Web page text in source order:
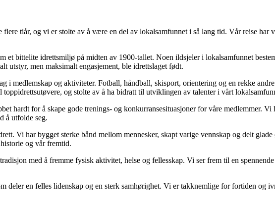
tiår, og vi er stolte av å være en del av lokalsamfunnet i så lang tid. Vår reise har
et bittelite idrettsmiljø på midten av 1900-tallet. Noen ildsjeler i lokalsamfunnet
utstyr, men maksimalt engasjement, ble idrettslaget født.
i medlemskap og aktiviteter. Fotball, håndball, skisport, orientering og en rekke
og stolte av å ha bidratt til utviklingen av talenter i vårt
hardt for å skape gode trenings- og konkurransesituasjoner for våre medlemmer. Vi
å utfolde seg.
Vi har bygget sterke bånd mellom mennesker, skapt varige vennskap og delt
og vår fremtid.
med å fremme fysisk aktivitet, helse og fellesskap. Vi ser frem til en
deler en felles lidenskap og en sterk samhørighet. Vi er takknemlige for fortiden og